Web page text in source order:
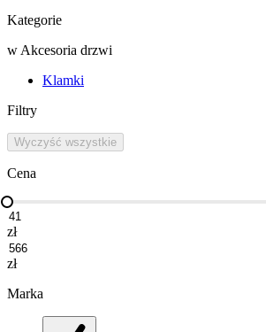
Kategorie
w Akcesoria drzwi
Klamki
Filtry
Wyczyść wszystkie
Cena
zł
zł
Marka